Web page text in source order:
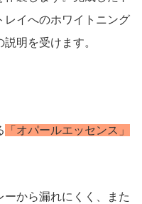
レイへのホワイトニング
明を受けます。
「オパールエッセンス」
から漏れにくく、また